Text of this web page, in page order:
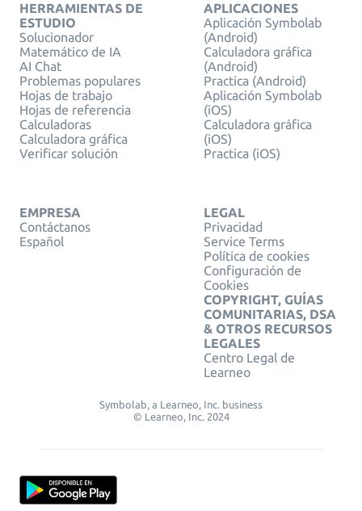
HERRAMIENTAS DE
ESTUDIO
Solucionador
Matemático de IA
AI Chat
Problemas populares
Hojas de trabajo
Hojas de referencia
Calculadoras
Calculadora gráfica
Verificar solución
APLICACIONES
Aplicación Symbolab
(Android)
Calculadora gráfica
(Android)
Practica (Android)
Aplicación Symbolab
(iOS)
Calculadora gráfica
(iOS)
Practica (iOS)
EMPRESA
Contáctanos
Español
LEGAL
Privacidad
Service Terms
Política de cookies
Configuración de
Cookies
COPYRIGHT, GUÍAS
COMUNITARIAS, DSA
& OTROS RECURSOS
LEGALES
Centro Legal de
Learneo
Symbolab, a Learneo, Inc. business
© Learneo, Inc. 2024